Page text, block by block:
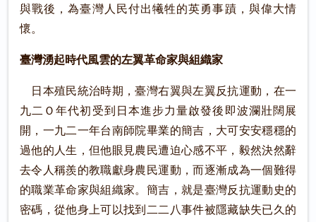
與戰後，為臺灣人民付出犧牲的英勇事蹟，與偉大情
懷。
臺灣湧起時代風雲的左翼革命家與組織家
日本殖民統治時期，臺灣右翼與左翼反抗運動，在一
九二Ｏ年代初受到日本進步力量啟發後即波瀾壯闊展
開，一九二一年台南師院畢業的簡吉，大可安安穩穩的
過他的人生，但他眼見農民遭迫心感不平，毅然決然辭
去令人稱羨的教職獻身農民運動，而逐漸成為一個難得
的職業革命家與組織家。簡吉，就是臺灣反抗運動史的
密碼，從他身上可以找到二二八事件被隱藏缺失已久的